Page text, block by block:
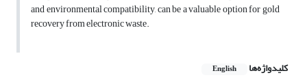
and environmental compatibility, can be a valuable option for gold
recovery from electronic waste.
کلیدواژه‌ها English